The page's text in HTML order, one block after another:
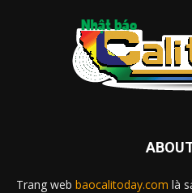
Trang web baocalitoday.com là